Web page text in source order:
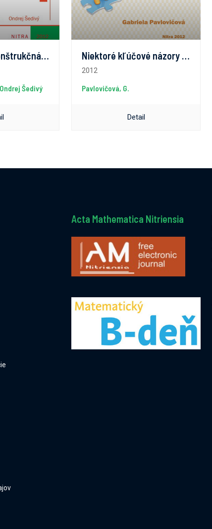
Geometria I. Konštrukčná geometria
Šedivý
Niektoré kľúčové názory na rozvoj matematických predstáv
2012
Pavlovičová, G.
Detail
Acta Mathematica Nitriensia